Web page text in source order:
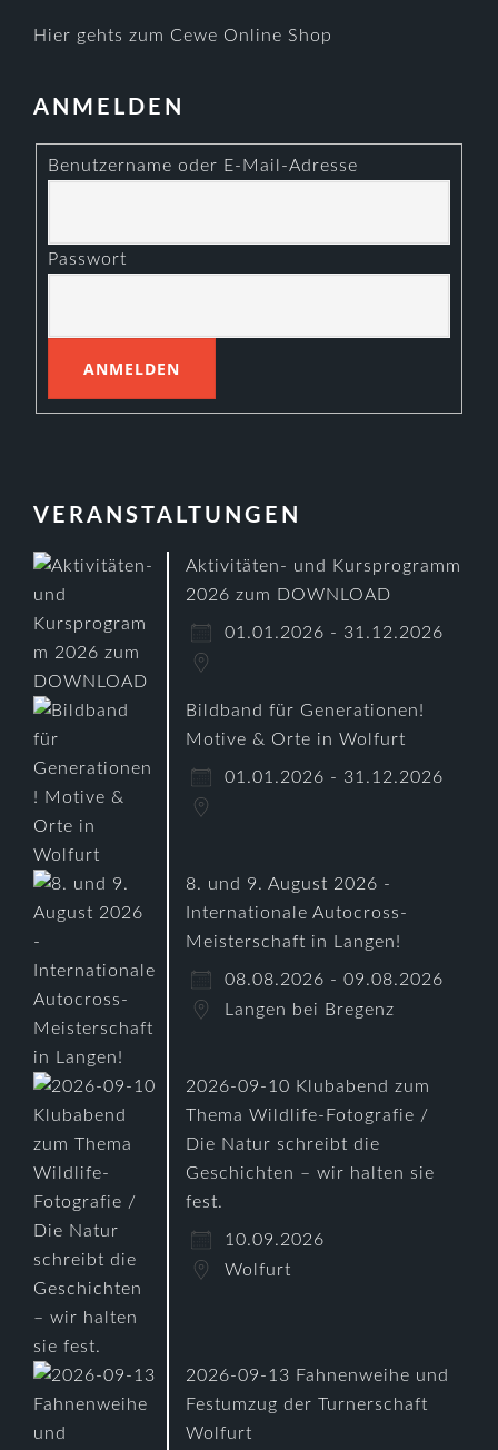
Hier gehts zum Cewe Online Shop
ANMELDEN
Benutzername oder E-Mail-Adresse
Passwort
VERANSTALTUNGEN
Aktivitäten- und Kursprogramm
2026 zum DOWNLOAD
01.01.2026 - 31.12.2026
Bildband für Generationen!
Motive & Orte in Wolfurt
01.01.2026 - 31.12.2026
8. und 9. August 2026 -
Internationale Autocross-
Meisterschaft in Langen!
08.08.2026 - 09.08.2026
Langen bei Bregenz
2026-09-10 Klubabend zum
Thema Wildlife-Fotografie /
Die Natur schreibt die
Geschichten – wir halten sie
fest.
10.09.2026
Wolfurt
2026-09-13 Fahnenweihe und
Festumzug der Turnerschaft
Wolfurt